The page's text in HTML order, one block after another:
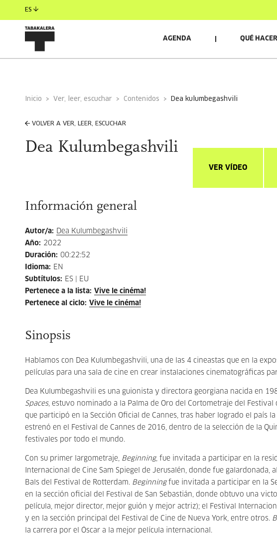
ES
AGENDA QUÉ
Inicio Ver, leer, escuchar Contenidos dea kulumbegashvili
VOLVER A VER, LEER, ESCUCHAR
Dea Kulumbegashvili
VER VÍDEO
Información general
Autor/a: Dea Kulumbegashvili
Año: 2022
Duración: 00:22:52
Idioma: EN
Subtítulos: ES | EU
Pertenece a la lista: Vive le cinéma!
Pertenece al ciclo: Vive le cinéma!
Sinopsis
Hablamos con Dea Kulumbegashvili, una de las 4 cineastas que en la
películas para una sala de cine en crear instalaciones cinematográficas
Dea Kulumbegashvili es una guionista y directora georgiana nacida en
Spaces, estuvo nominado a la Palma de Oro del Cortometraje del
que participó en la Sección Oficial de Cannes, tras haber logrado el país
estrenó en el Festival de Cannes de 2016, dentro de la selección de la
festivales por todo el mundo.
Con su primer largometraje, Beginning, fue invitada a participar en la
Internacional de Cine Sam Spiegel de Jerusalén, donde fue
Bals del Festival de Rotterdam. Beginningfue invitada a participar en la
en la sección oficial del Festival de San Sebastián, donde obtuvo una
película, mejor director, mejor guión y mejor actriz); el Festival
y en la sección principal del Festival de Cine de Nueva York, entre otros.
la carrera por el Óscar a la mejor película internacional.